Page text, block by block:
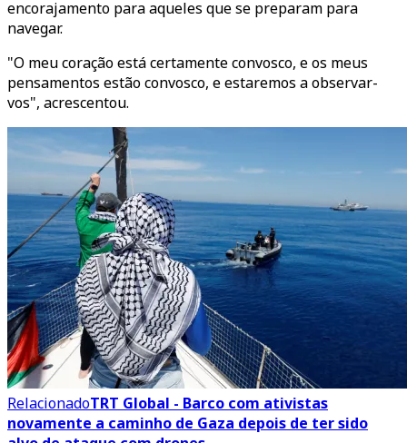
encorajamento para aqueles que se preparam para
navegar.
"O meu coração está certamente convosco, e os meus
pensamentos estão convosco, e estaremos a observar-
vos", acrescentou.
RelacionadoTRT Global - Barco com ativistas
novamente a caminho de Gaza depois de ter sido